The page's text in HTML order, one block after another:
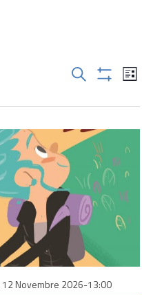
Attività
Ricerca
e
viste
Cerca Lista
12 Novembre 2026-13:00